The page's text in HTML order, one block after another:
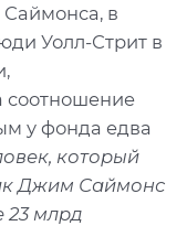
в
Уолл-Стрит в
соотношение
у фонда едва
который
Джим Саймонс
23 млрд